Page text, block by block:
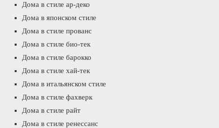
Дома в стиле ар-деко
Дома в японском стиле
Дома в стиле прованс
Дома в стиле био-тек
Дома в стиле барокко
Дома в стиле хай-тек
Дома в итальянском стиле
Дома в стиле фахверк
Дома в стиле райт
Дома в стиле ренессанс